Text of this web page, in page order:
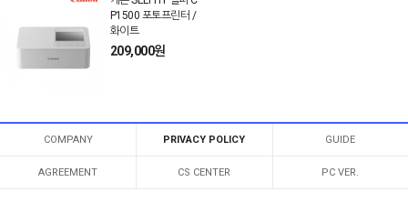
P1500 포토프린터 /
화이트
209,000원
COMPANY PRIVACY POLICY GUIDE
AGREEMENT CS CENTER PC VER.